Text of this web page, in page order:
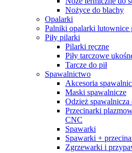
Nożyce do blachy
Opalarki
Palniki opalarki lutownice
Piły pilarki
Pilarki ręczne
Piły tarczowe
Tarcze do pił
Spawalnictwo
Akcesoria
Maski spawalnicze
Odzież spawalnicza
Przecinarki
CNC
Spawarki
Spawarki +
Zgrzewarki i